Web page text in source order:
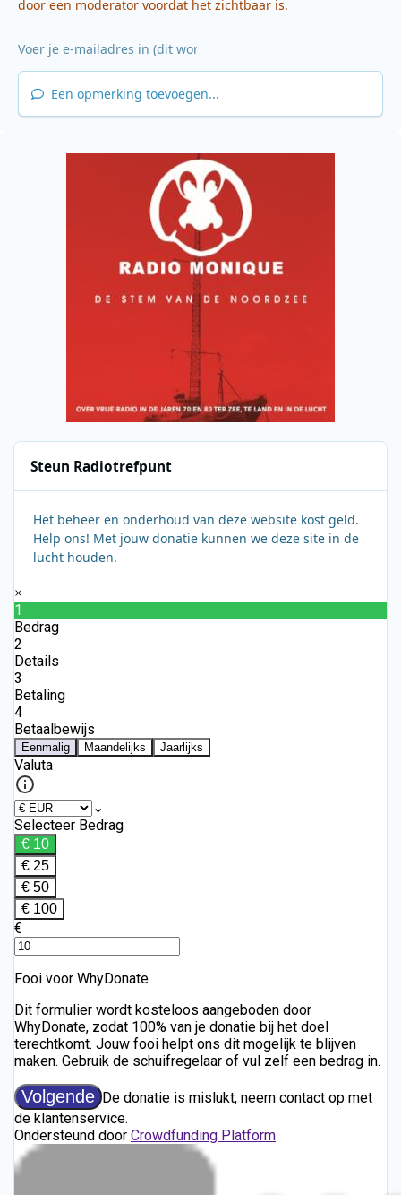
door een moderator voordat het zichtbaar is.
Een opmerking toevoegen...
Steun Radiotrefpunt
Het beheer en onderhoud van deze website kost geld.
Help ons! Met jouw donatie kunnen we deze site in de
lucht houden.